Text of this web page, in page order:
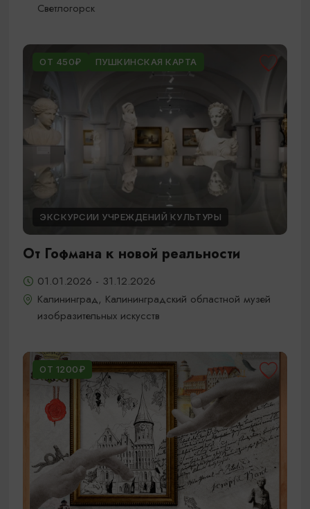
Светлогорск
ОТ 450₽ ПУШКИНСКАЯ КАРТА
ЭКСКУРСИИ УЧРЕЖДЕНИЙ КУЛЬТУРЫ
От Гофмана к новой реальности
01.01.2026 - 31.12.2026
Калининград, Калининградский областной музей
изобразительных искусств
ОТ 1200₽